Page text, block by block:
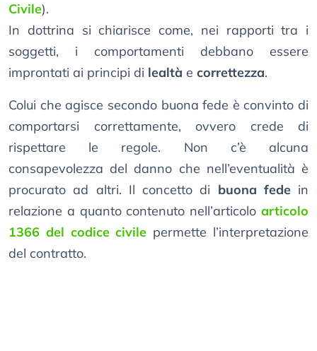
Civile).
In dottrina si chiarisce come, nei rapporti tra i
soggetti, i comportamenti debbano essere
improntati ai principi di lealtà e correttezza.
Colui che agisce secondo buona fede è convinto di
comportarsi correttamente, ovvero crede di
rispettare le regole. Non c’è alcuna
consapevolezza del danno che nell’eventualità è
procurato ad altri. Il concetto di buona fedein
relazione a quanto contenuto nell’articolo articolo
1366 del codice civile permette l’interpretazione
del contratto.